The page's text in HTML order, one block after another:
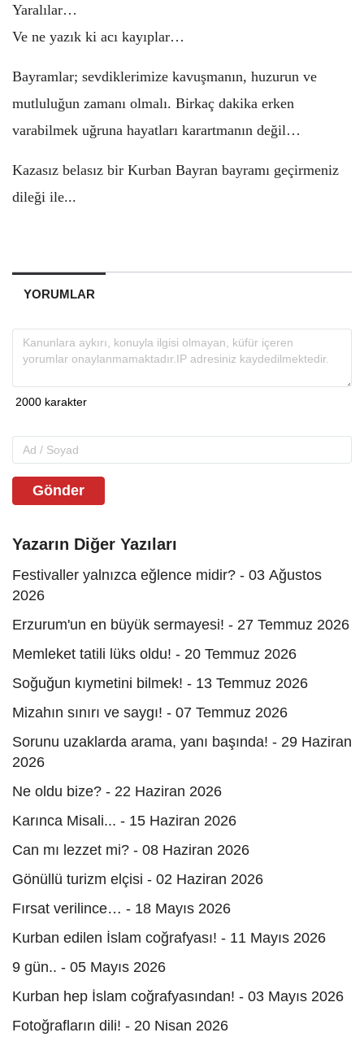
Yaralılar…
Ve ne yazık ki acı kayıplar…
Bayramlar; sevdiklerimize kavuşmanın, huzurun ve
mutluluğun zamanı olmalı. Birkaç dakika erken
varabilmek uğruna hayatları karartmanın değil…
Kazasız belasız bir Kurban Bayran bayramı geçirmeniz
dileği ile...
YORUMLAR
Gönder
Yazarın Diğer Yazıları
Festivaller yalnızca eğlence midir? - 03 Ağustos
2026
Erzurum'un en büyük sermayesi! - 27 Temmuz 2026
Memleket tatili lüks oldu! - 20 Temmuz 2026
Soğuğun kıymetini bilmek! - 13 Temmuz 2026
Mizahın sınırı ve saygı! - 07 Temmuz 2026
Sorunu uzaklarda arama, yanı başında! - 29 Haziran
2026
Ne oldu bize? - 22 Haziran 2026
Karınca Misali... - 15 Haziran 2026
Can mı lezzet mi? - 08 Haziran 2026
Gönüllü turizm elçisi - 02 Haziran 2026
Fırsat verilince… - 18 Mayıs 2026
Kurban edilen İslam coğrafyası! - 11 Mayıs 2026
​​​​​​​9 gün.. - 05 Mayıs 2026
Kurban hep İslam coğrafyasından! - 03 Mayıs 2026
Fotoğrafların dili! - 20 Nisan 2026